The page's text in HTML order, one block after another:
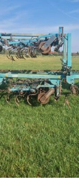
în aer
de
=
ATS